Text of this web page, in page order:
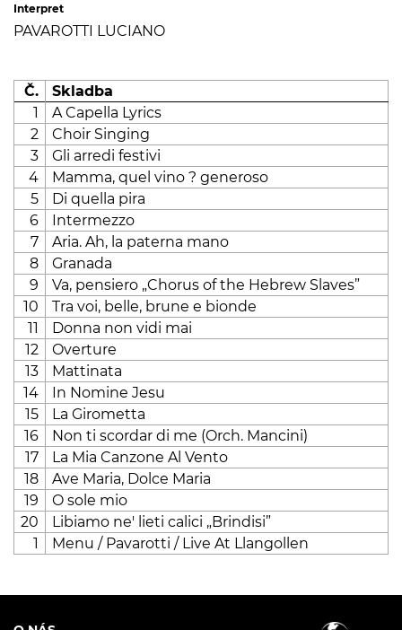
Interpret
PAVAROTTI LUCIANO
Č.
Skladba
1
A Capella Lyrics
2
Choir Singing
3
Gli arredi festivi
4
Mamma, quel vino ? generoso
5
Di quella pira
6
Intermezzo
7
Aria. Ah, la paterna mano
8
Granada
9
Va, pensiero „Chorus of the Hebrew Slaves”
10
Tra voi, belle, brune e bionde
11
Donna non vidi mai
12
Overture
13
Mattinata
14
In Nomine Jesu
15
La Girometta
16
Non ti scordar di me (Orch. Mancini)
17
La Mia Canzone Al Vento
18
Ave Maria, Dolce Maria
19
O sole mio
20
Libiamo ne' lieti calici „Brindisi”
1
Menu / Pavarotti / Live At Llangollen